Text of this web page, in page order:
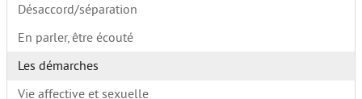
Désaccord/séparation
En parler, être écouté
Les démarches
Vie affective et sexuelle